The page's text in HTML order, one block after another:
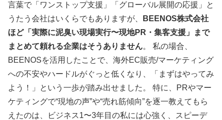
言葉で「ワンストップ支援」「グローバル展開の応援」と
うたう会社はいくらでもありますが、
BEENOS株式会社
ほど「実際に泥臭い現場実行〜現地PR・集客支援」まで
まとめて頼れる企業はそうありません。 私の場合、
BEENOSを活用したことで、海外EC販売/マーケティング
への不安やハードルがぐっと低くなり、「まずはやってみ
よう！」という一歩が踏み出せました。 特に、PRやマー
ケティングで“現地の声”や“売れ筋傾向”を逐一教えてもら
えたのは、ビジネス1〜3年目の私には心強く、スピーデ